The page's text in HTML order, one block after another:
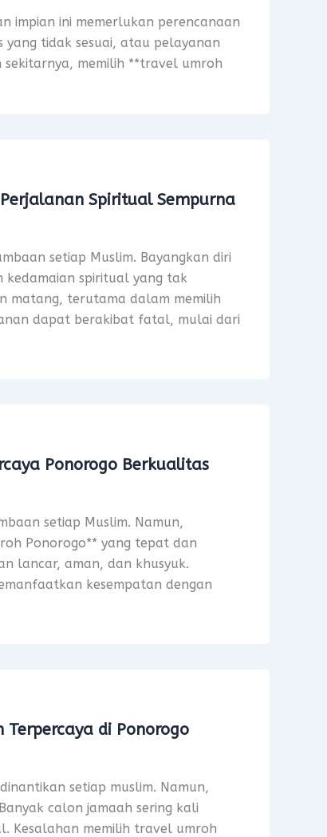
impian ini memerlukan perencanaan
tidak sesuai, atau pelayanan
sekitarnya, memilih **travel umroh
Spiritual Sempurna
setiap Muslim. Bayangkan diri
kedamaian spiritual yang tak
matang, terutama dalam memilih
dapat berakibat fatal, mulai dari
Ponorogo Berkualitas
setiap Muslim. Namun,
Ponorogo** yang tepat dan
lancar, aman, dan khusyuk.
kesempatan dengan
di Ponorogo
setiap muslim. Namun,
calon jamaah sering kali
Kesalahan memilih travel umroh